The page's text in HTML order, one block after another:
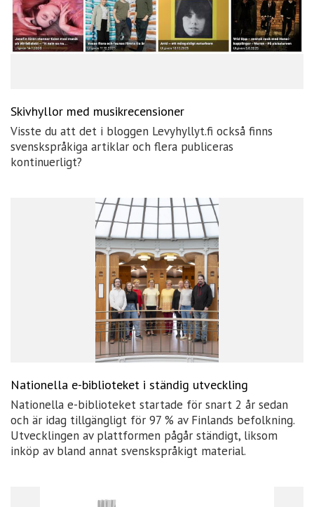
Skivhyllor med musikrecensioner
Visste du att det i bloggen Levyhyllyt.fi också finns
svenskspråkiga artiklar och flera publiceras
kontinuerligt?
Nationella e-biblioteket i ständig utveckling
Nationella e-biblioteket startade för snart 2 år sedan
och är idag tillgängligt för 97 % av Finlands befolkning.
Utvecklingen av plattformen pågår ständigt, liksom
inköp av bland annat svenskspråkigt material.